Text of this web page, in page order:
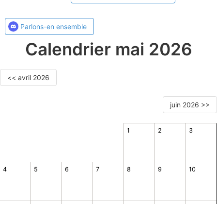
Parlons-en ensemble
Calendrier mai 2026
<< avril 2026
juin 2026 >>
1 2 3
4 5 6 7 8 9 10